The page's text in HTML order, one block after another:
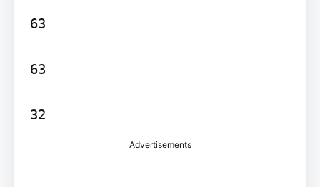
63
63
32
Advertisements